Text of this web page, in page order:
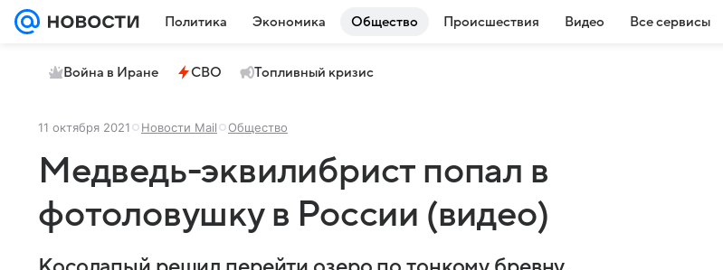
Политика Экономика Общество Происшествия Видео Все сервисы
Война в Иране СВО Топливный кризис
11 октября 2021 Новости Mail Общество
Медведь-эквилибрист попал в
фотоловушку в России (видео)